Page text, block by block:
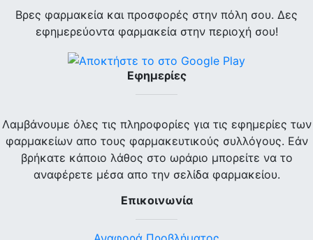
Βρες φαρμακεία και προσφορές στην πόλη σου. Δες
εφημερεύοντα φαρμακεία στην περιοχή σου!
Εφημερίες
Λαμβάνουμε όλες τις πληροφορίες για τις εφημερίες των
φαρμακείων απο τους φαρμακευτικούς συλλόγους. Εάν
βρήκατε κάποιο λάθος στο ωράριο μπορείτε να το
αναφέρετε μέσα απο την σελίδα φαρμακείου.
Επικοινωνία